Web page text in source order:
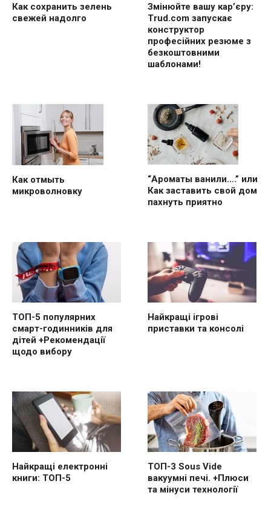
Как сохранить зелень
свежей надолго
Змінюйте вашу кар’єру:
Trud.com запускає
конструктор
професійних резюме з
безкоштовними
шаблонами!
Как отмыть
микроволновку
“Ароматы ванили….” или
Как заставить свой дом
пахнуть приятно
ТОП-5 популярних
смарт-годинників для
дітей +Рекомендації
щодо вибору
Найкращі ігрові
приставки та консолі
Найкращі електронні
книги: ТОП-5
ТОП-3 Sous Vide
вакуумні печі. +Плюси
та мінуси технології